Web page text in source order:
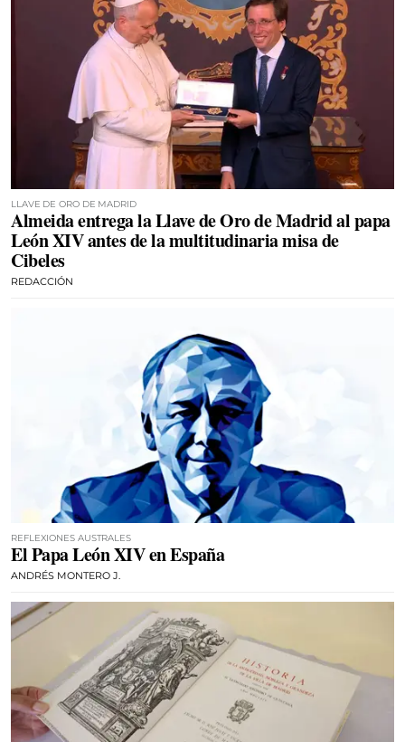
LLAVE DE ORO DE MADRID
Almeida entrega la Llave de Oro de Madrid al papa
León XIV antes de la multitudinaria misa de
Cibeles
REDACCIÓN
REFLEXIONES AUSTRALES
El Papa León XIV en España
ANDRÉS MONTERO J.